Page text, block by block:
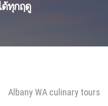
ด้ทุกฤดู
Albany WA culinary tours